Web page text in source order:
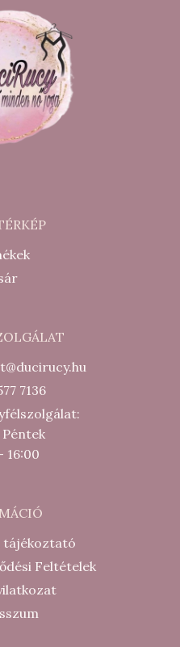
7136
16:00
tájékoztató
Feltételek